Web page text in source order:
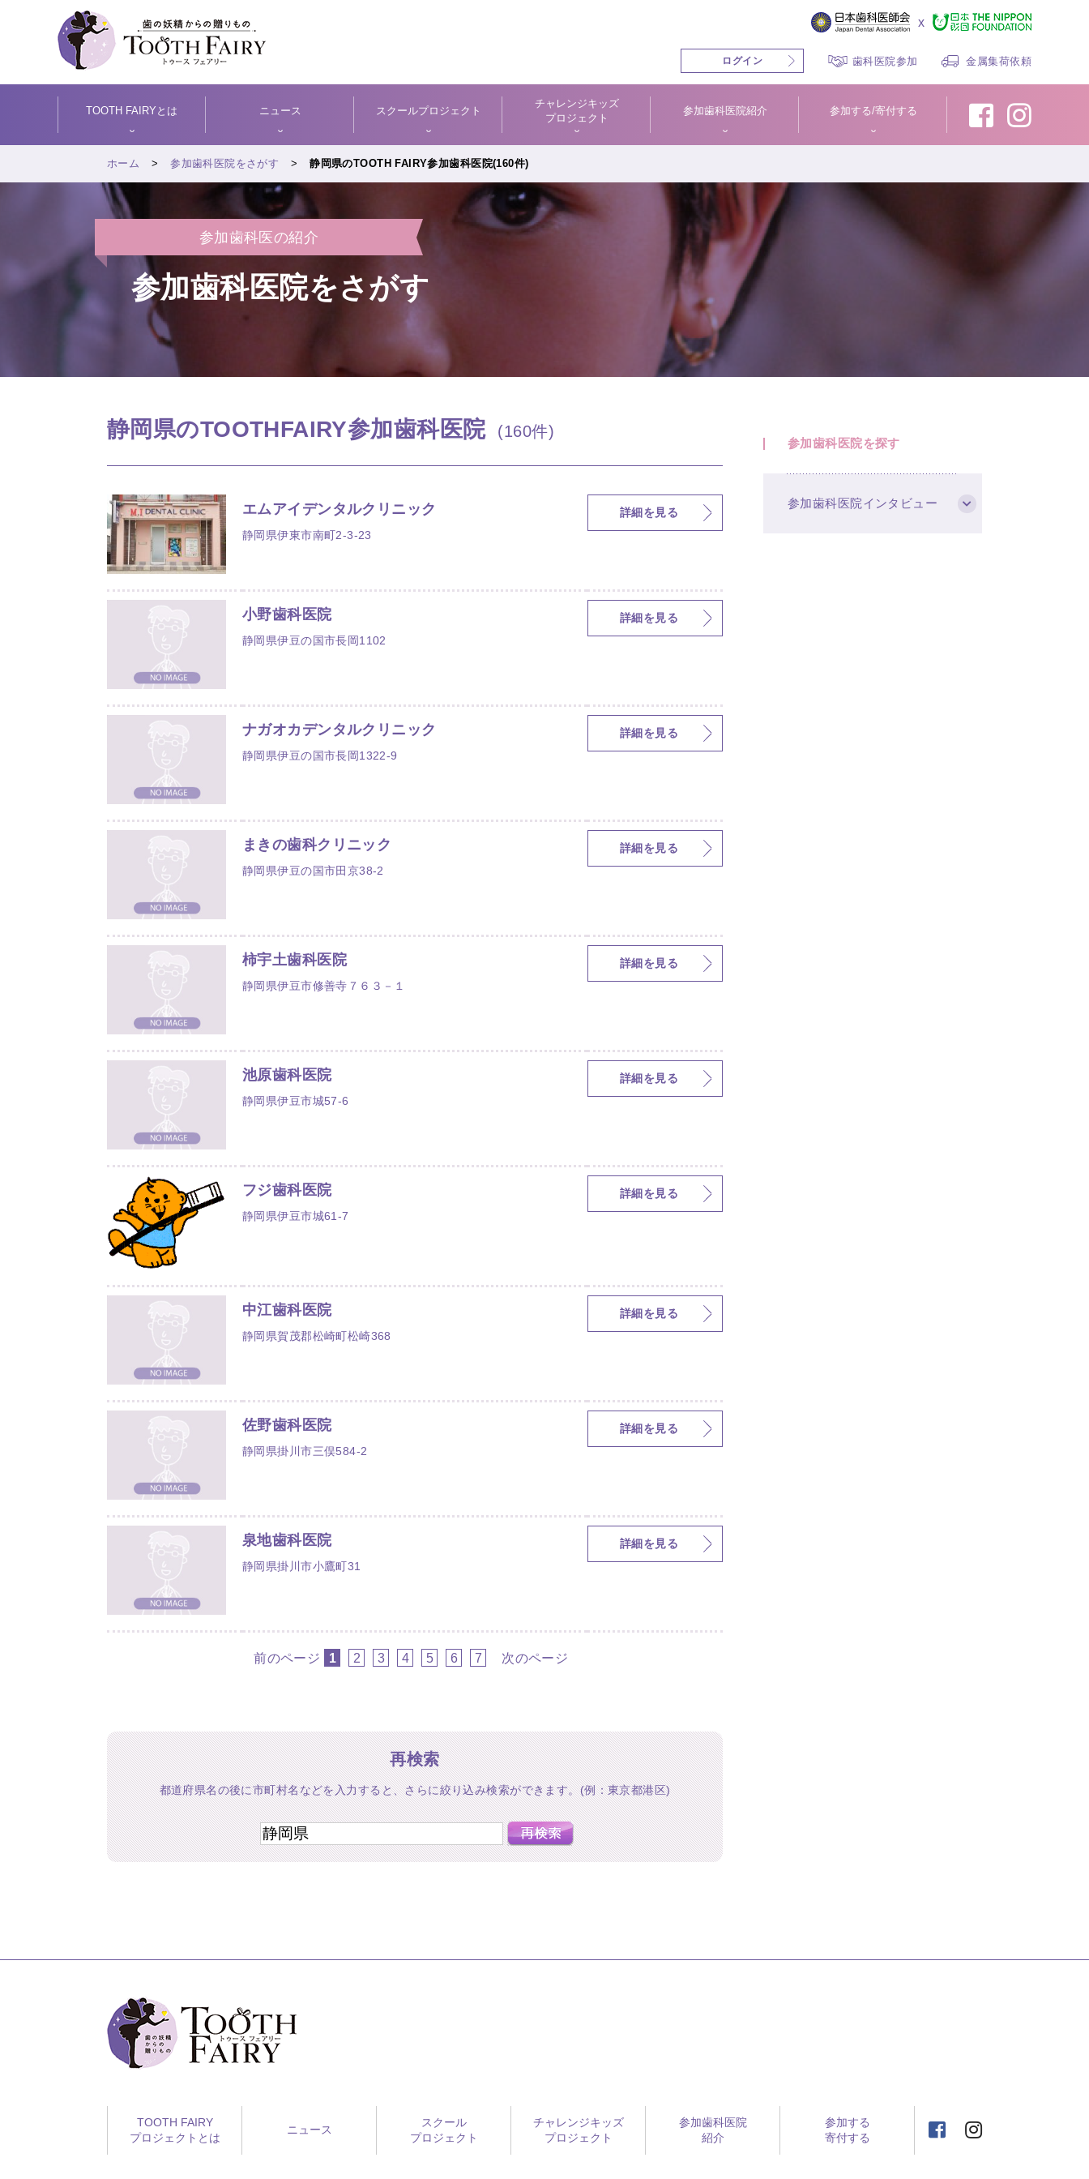
x
ログイン 歯科医院参加 金属集荷依頼
TOOTH FAIRYとは ニュース スクールプロジェクト
チャレンジキッズ
プロジェクト
参加歯科医院紹介 参加する/寄付する
ホーム 参加歯科医院をさがす 静岡県のTOOTH FAIRY参加歯科医院(160件)
参加歯科医の紹介
参加歯科医院をさがす
静岡県のTOOTHFAIRY参加歯科医院 (160件)
エムアイデンタルクリニック
静岡県伊東市南町2-3-23
詳細を見る
小野歯科医院
静岡県伊豆の国市長岡1102
詳細を見る
ナガオカデンタルクリニック
静岡県伊豆の国市長岡1322-9
詳細を見る
まきの歯科クリニック
静岡県伊豆の国市田京38-2
詳細を見る
柿宇土歯科医院
静岡県伊豆市修善寺７６３－１
詳細を見る
池原歯科医院
静岡県伊豆市城57-6
詳細を見る
フジ歯科医院
静岡県伊豆市城61-7
詳細を見る
中江歯科医院
静岡県賀茂郡松崎町松崎368
詳細を見る
佐野歯科医院
静岡県掛川市三俣584-2
詳細を見る
泉地歯科医院
静岡県掛川市小鷹町31
詳細を見る
前のページ 1 2 3 4 5 6 7 次のページ
再検索
都道府県名の後に市町村名などを入力すると、さらに絞り込み検索ができます。(例：東京都港区)
参加歯科医院を探す
参加歯科医院インタビュー
TOOTH FAIRY
プロジェクトとは
ニュース
スクール
プロジェクト
チャレンジキッズ
プロジェクト
参加歯科医院
紹介
参加する
寄付する